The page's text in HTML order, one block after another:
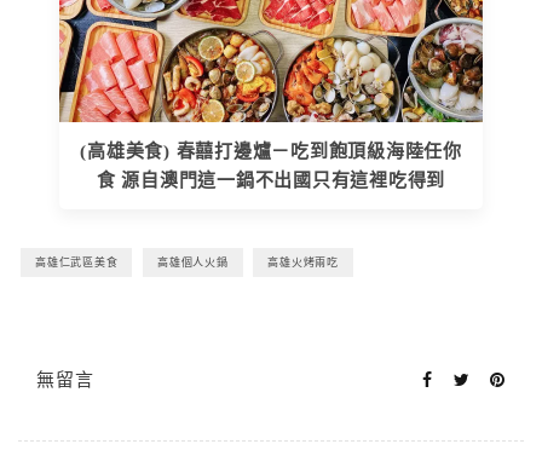
(高雄美食) 春囍打邊爐－吃到飽頂級海陸任你
食 源自澳門這一鍋不出國只有這裡吃得到
高雄仁武區美食 高雄個人火鍋 高雄火烤兩吃
無留言